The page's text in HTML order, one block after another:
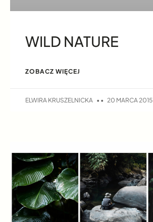
WILD NATURE
ZOBACZ WIĘCEJ
ELWIRA KRUSZELNICKA 20 MARCA 2015